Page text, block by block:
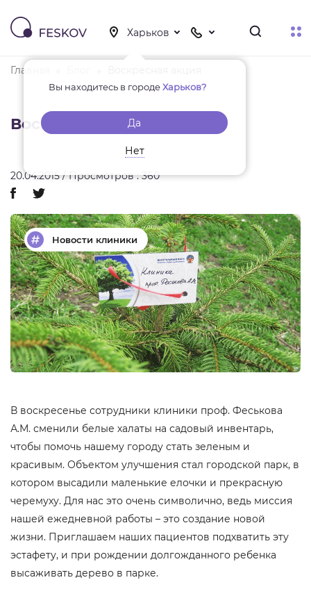
Вы находитесь в городеХарьков?
Да
Нет
Главная
Воскресная акция
20.04.2015 / Просмотров : 360
Новости клиники
В воскресенье сотрудники клиники проф. Феськова
А.М. сменили белые халаты на садовый инвентарь,
чтобы помочь нашему городу стать зеленым и
красивым. Объектом улучшения стал городской парк, в
котором высадили маленькие елочки и прекрасную
черемуху. Для нас это очень символично, ведь миссия
нашей ежедневной работы – это создание новой
жизни. Приглашаем наших пациентов подхватить эту
эстафету, и при рождении долгожданного ребенка
высаживать дерево в парке.